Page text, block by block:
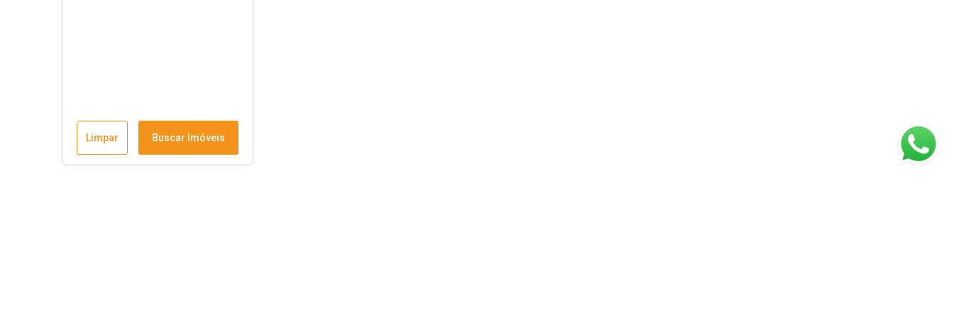
Limpar Buscar Imóveis